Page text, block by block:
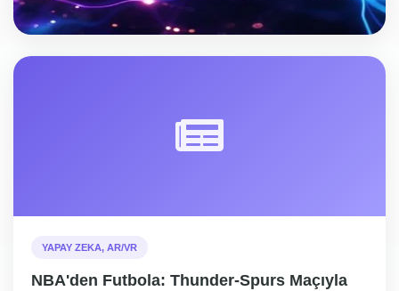
ve AR/VR ile Taraftar Deneyimine Yeni
YAPAY ZEKA, AR/VR
NBA'den Futbola: Thunder-Spurs Maçıyla